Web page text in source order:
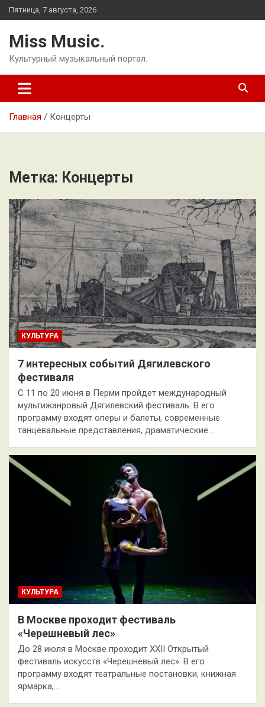
Перейти
к
Пятница, 7 августа, 2026
Miss Music.
Культурный музыкальный портал.
Главная Концерты
Метка: Концерты
КУЛЬТУРА
7 интересных событий Дягилевского
фестиваля
С 11 по 20 июня в Перми пройдет международный
мультижанровый Дягилевский фестиваль. В его
программу входят оперы и балеты, современные
танцевальные представления, драматические…
КУЛЬТУРА
В Москве проходит фестиваль
«Черешневый лес»
До 28 июля в Москве проходит XXII Открытый
фестиваль искусств «Черешневый лес». В его
программу входят театральные постановки, книжная
ярмарка,…